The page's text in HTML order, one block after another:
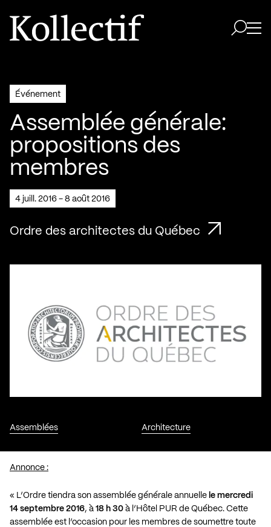
Aller à la page d'accueil
Logo Kollectif
Événement
Assemblée générale:
propositions des
membres
4 juill. 2016 - 8 août 2016
Ordre des architectes du Québec
Assemblées Architecture
Annonce :
« L’Ordre tiendra son assemblée générale annuelle le mercredi
14 septembre 2016, à 18 h 30 à l’Hôtel PUR de Québec. Cette
assemblée est l’occasion pour les membres de soumettre toute